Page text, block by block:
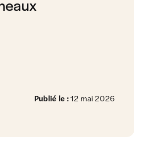
Publié le :12 mai 2026